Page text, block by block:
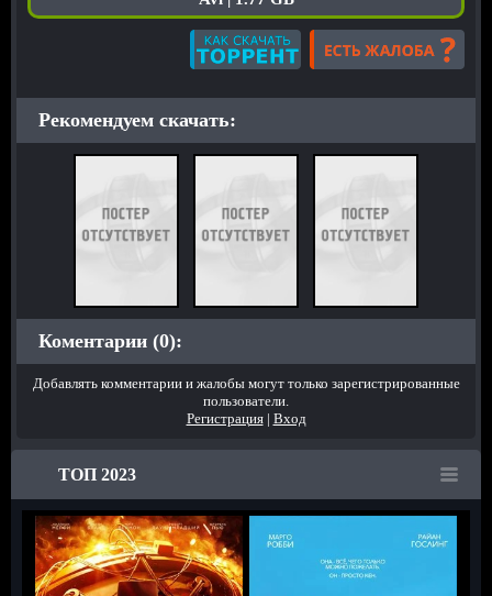
Рекомендуем скачать:
Коментарии (0):
Добавлять комментарии и жалобы могут только зарегистрированные
пользователи.
Регистрация| Вход
ТОП 2023